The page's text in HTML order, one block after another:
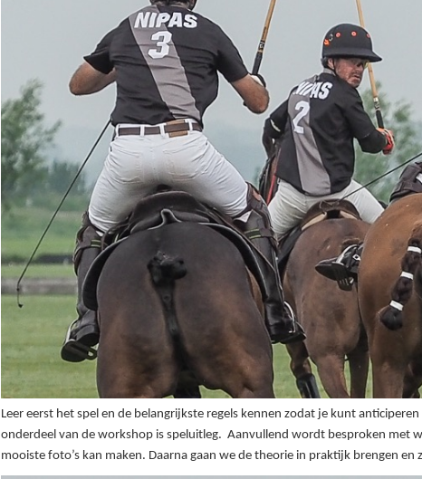
Leer eerst het spel en de belangrijkste regels kennen zodat je kunt
onderdeel van de workshop is speluitleg. Aanvullend wordt besproken met
mooiste foto’s kan maken. Daarna gaan we de theorie in praktijk brengen